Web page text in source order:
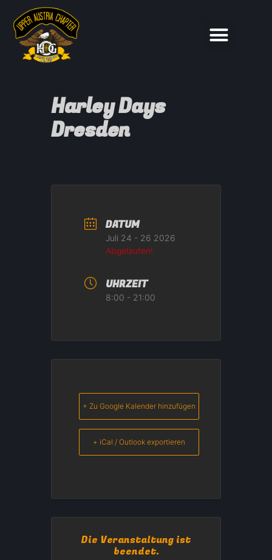
Harley Days
Dresden
DATUM
Juli 24 - 26 2026
Abgelaufen!
UHRZEIT
8:00 - 21:00
+ Zu Google Kalender hinzufügen
+ iCal / Outlook exportieren
Die Veranstaltung ist
beendet.